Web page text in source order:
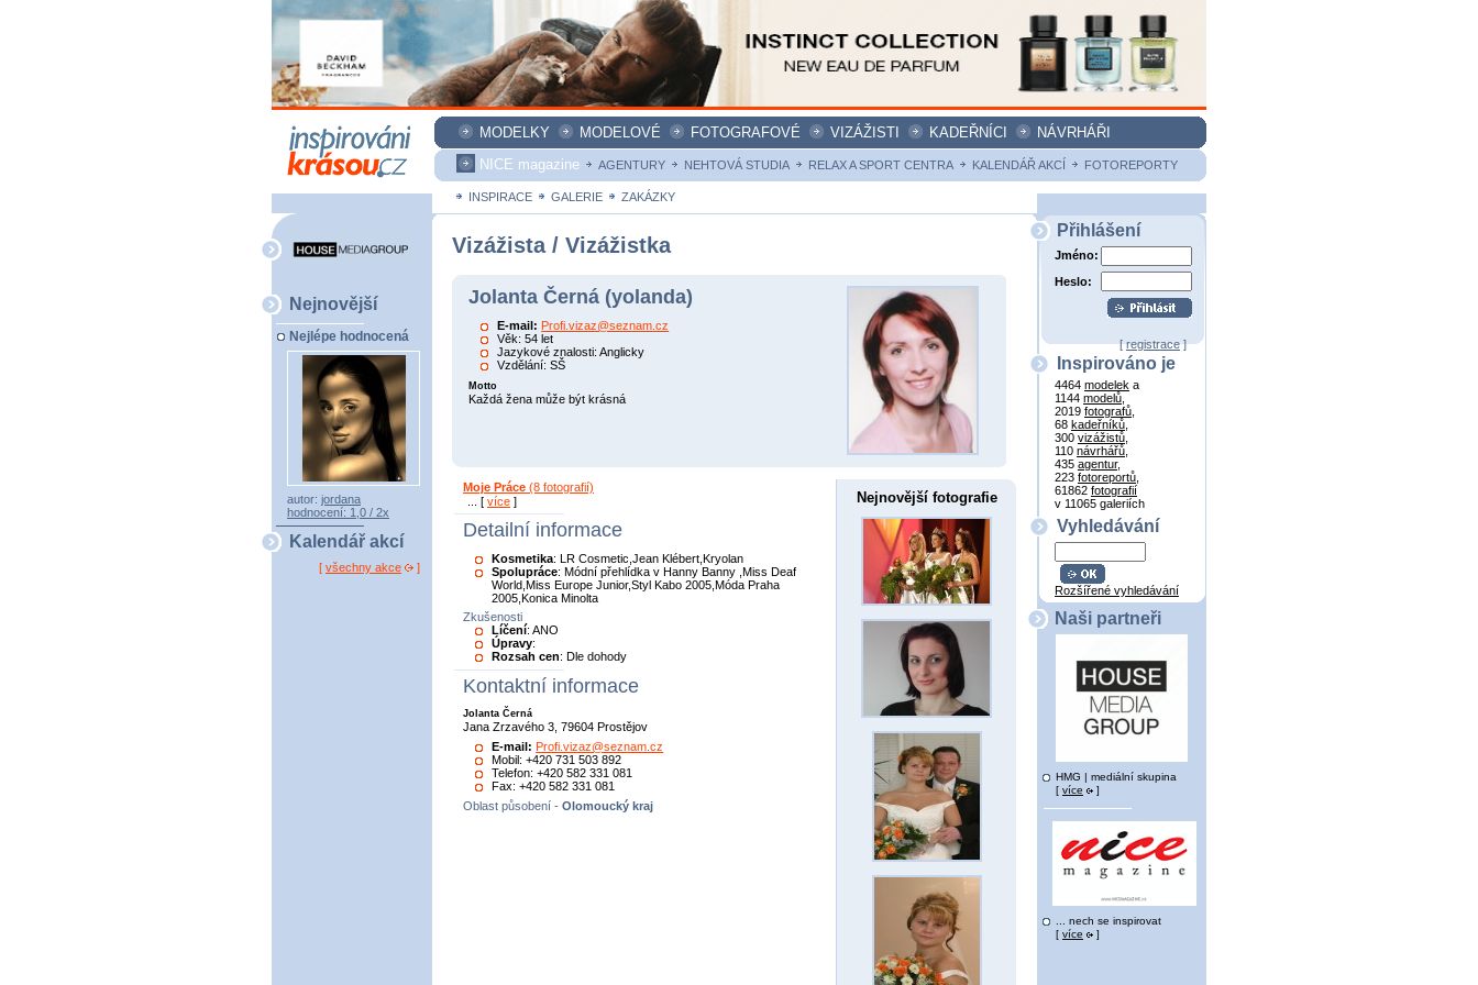
MODELKY MODELOVÉ FOTOGRAFOVÉ VIZÁŽISTI KADEŘNÍCI
NÁVRHÁŘI
NICE magazine
AGENTURY NEHTOVÁ STUDIA RELAX A SPORT CENTRA KALENDÁŘ AKCÍ FOTOREPORTY
INSPIRACE GALERIE ZAKÁZKY
Nejnovější
Nejlépe hodnocená
autor: jordana
hodnocení: 1,0 / 2x
Kalendář akcí
[ všechny akce ]
Vizážista / Vizážistka
Jolanta Černá (yolanda)
E-mail: Profi.vizaz@seznam.cz
Věk: 54 let
Jazykové znalosti: Anglicky
Vzdělání: SŠ
Motto
Každá žena může být krásná
Nejnovější fotografie
Moje Práce (8 fotografií)
... [ více ]
Detailní informace
Kosmetika: LR Cosmetic,Jean Klébert,Kryolan
Spolupráce: Módní přehlídka v Hanny Banny ,Miss Deaf
World,Miss Europe Junior,Styl Kabo 2005,Móda Praha
2005,Konica Minolta
Zkušenosti
Líčení: ANO
Úpravy:
Rozsah cen: Dle dohody
Kontaktní informace
Jolanta Černá
Jana Zrzavého 3, 79604 Prostějov
E-mail: Profi.vizaz@seznam.cz
Mobil: +420 731 503 892
Telefon: +420 582 331 081
Fax: +420 582 331 081
Oblast působení - Olomoucký kraj
Přihlášení
Jméno:
Heslo:
[registrace]
Inspirováno je
4464 modelek a
1144 modelů
2019 fotografů
68 kadeřníků
300 vizážistů
110 návrhářů
435 agentur,
223 fotoreportů
61862 fotografií
v 11065 galeriích
Vyhledávání
Rozšířené vyhledávání
Naši partneři
HMG | mediální skupina
[ více ]
... nech se inspirovat
[ více ]